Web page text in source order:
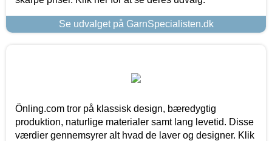
Se udvalget på GarnSpecialisten.dk
Önling.com tror på klassisk design, bæredygtig
produktion, naturlige materialer samt lang levetid. Disse
værdier gennemsyrer alt hvad de laver og designer. Klik